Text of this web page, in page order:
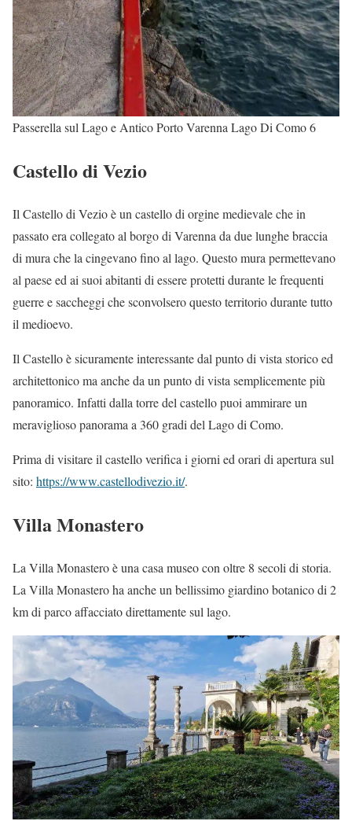
Passerella sul Lago e Antico Porto Varenna Lago Di Como 6
Castello di Vezio
Il Castello di Vezio è un castello di orgine medievale che in
passato era collegato al borgo di Varenna da due lunghe braccia
di mura che la cingevano fino al lago. Questo mura permettevano
al paese ed ai suoi abitanti di essere protetti durante le frequenti
guerre e saccheggi che sconvolsero questo territorio durante tutto
il medioevo.
Il Castello è sicuramente interessante dal punto di vista storico ed
architettonico ma anche da un punto di vista semplicemente più
panoramico. Infatti dalla torre del castello puoi ammirare un
meraviglioso panorama a 360 gradi del Lago di Como.
Prima di visitare il castello verifica i giorni ed orari di apertura sul
sito: https://www.castellodivezio.it/.
Villa Monastero
La Villa Monastero è una casa museo con oltre 8 secoli di storia.
La Villa Monastero ha anche un bellissimo giardino botanico di 2
km di parco affacciato direttamente sul lago.